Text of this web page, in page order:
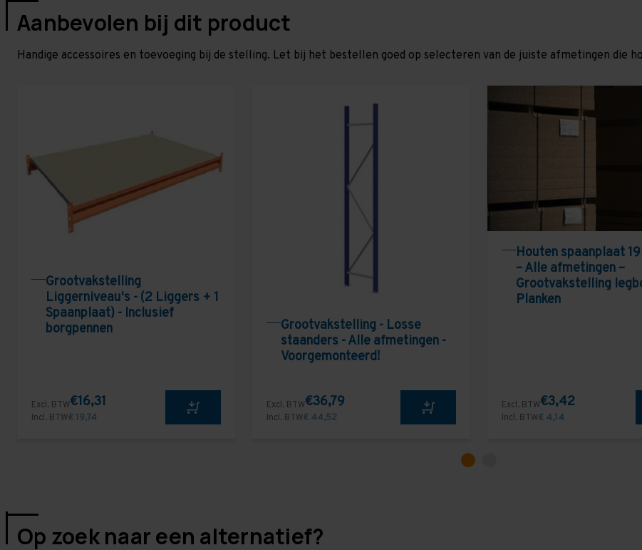
Aanbevolen bij dit product
Handige accessoires en toevoeging bij de stelling. Let bij het bestellen goed op selecteren van de juiste afmetingen die
Grootvakstelling
Liggerniveau's - (2 Liggers + 1
Spaanplaat) - Inclusief
borgpennen
Excl. BTW€16,31
Incl. BTW€ 19,74
Grootvakstelling - Losse
staanders - Alle afmetingen -
Voorgemonteerd!
Excl. BTW€36,79
Incl. BTW€ 44,52
Houten spaanplaat
– Alle afmetingen –
Grootvakstelling
Planken
Excl. BTW€3,42
Incl. BTW€ 4,14
Op zoek naar een alternatief?